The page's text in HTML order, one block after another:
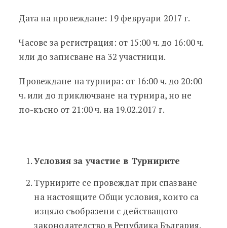
Дата на провеждане: 19 февруари 2017 г.
Часове за регистрация: от 15:00 ч. до 16:00 ч.
или до записване на 32 участници.
Провеждане на турнира: от 16:00 ч. до 20:00
ч. или до приключване на турнира, но не
по-късно от 21:00 ч. на 19.02.2017 г.
Условия за участие в Турнирите
Турнирите се провеждат при спазване
на настоящите Общи условия, които са
изцяло съобразени с действащото
законодателство в Република България.